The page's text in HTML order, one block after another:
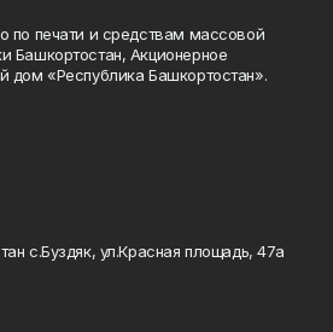
по печати и средствам массовой
Башкортостан, Акционерное
дом «Республика Башкортостан».
с.Буздяк, ул.Красная площадь, 47а